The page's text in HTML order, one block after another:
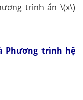
trình ẩn \(x\)
Phương trình hệ